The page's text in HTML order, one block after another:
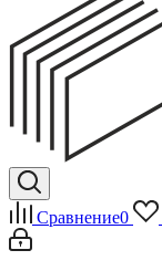
Сравнение0